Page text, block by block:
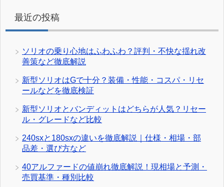
最近の投稿
ソリオの乗り心地はふわふわ？評判・不快な揺れ改
善策など徹底解説
新型ソリオはGで十分？装備・性能・コスパ・リセ
ールなどを徹底検証
新型ソリオとバンディットはどちらが人気？リセー
ル・グレードなど比較
240sxと180sxの違いを徹底解説｜仕様・相場・部
品差・選び方など
40アルファードの値崩れ徹底解説！現相場と予測・
売買基準・種別比較